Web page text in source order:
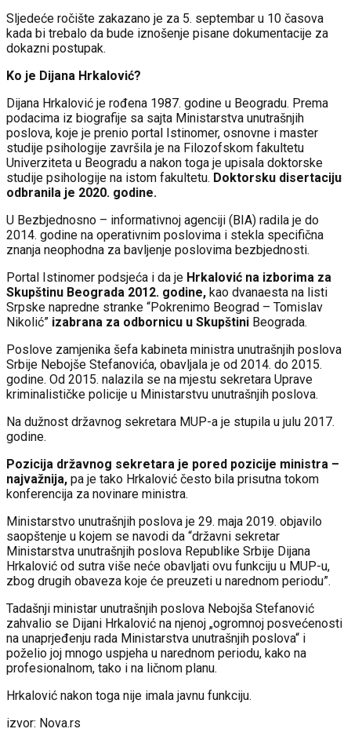
Sljedeće ročište zakazano je za 5. septembar u 10 časova
kada bi trebalo da bude iznošenje pisane dokumentacije za
dokazni postupak.
Ko je Dijana Hrkalović?
Dijana Hrkalović je rođena 1987. godine u Beogradu. Prema
podacima iz biografije sa sajta Ministarstva unutrašnjih
poslova, koje je prenio portal Istinomer, osnovne i master
studije psihologije završila je na Filozofskom fakultetu
Univerziteta u Beogradu a nakon toga je upisala doktorske
studije psihologije na istom fakultetu. Doktorsku disertaciju
odbranila je 2020. godine.
U Bezbjednosno – informativnoj agenciji (BIA) radila je do
2014. godine na operativnim poslovima i stekla specifična
znanja neophodna za bavljenje poslovima bezbjednosti.
Portal Istinomer podsjeća i da je Hrkalović na izborima za
Skupštinu Beograda 2012. godine, kao dvanaesta na listi
Srpske napredne stranke “Pokrenimo Beograd – Tomislav
Nikolić” izabrana za odbornicu u Skupštini Beograda.
Poslove zamjenika šefa kabineta ministra unutrašnjih poslova
Srbije Nebojše Stefanovića, obavljala je od 2014. do 2015.
godine. Od 2015. nalazila se na mjestu sekretara Uprave
kriminalističke policije u Ministarstvu unutrašnjih poslova.
Na dužnost državnog sekretara MUP-a je stupila u julu 2017.
godine.
Pozicija državnog sekretara je pored pozicije ministra –
najvažnija, pa je tako Hrkalović često bila prisutna tokom
konferencija za novinare ministra.
Ministarstvo unutrašnjih poslova je 29. maja 2019. objavilo
saopštenje u kojem se navodi da “državni sekretar
Ministarstva unutrašnjih poslova Republike Srbije Dijana
Hrkalović od sutra više neće obavlјati ovu funkciju u MUP-u,
zbog drugih obaveza koje će preuzeti u narednom periodu”.
Tadašnji ministar unutrašnjih poslova Nebojša Stefanović
zahvalio se Dijani Hrkalović na njenoj „ogromnoj posvećenosti
na unaprjeđenju rada Ministarstva unutrašnjih poslova“ i
poželio joj mnogo uspjeha u narednom periodu, kako na
profesionalnom, tako i na ličnom planu.
Hrkalović nakon toga nije imala javnu funkciju.
izvor: Nova.rs